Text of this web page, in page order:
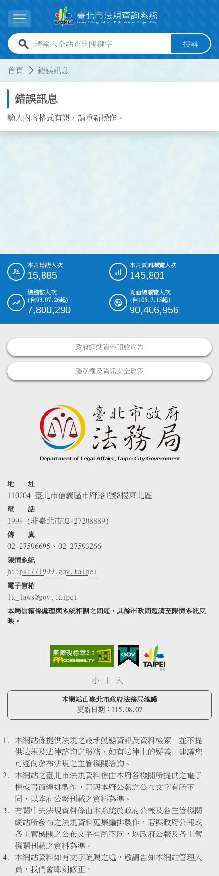
展開選單
全站查詢關鍵字欄位 搜尋
首頁 錯誤訊息
錯誤訊息
輸入內容格式有誤，請重新操作。
::: 本月造訪人次
15,885
本月頁面瀏覽人次
145,801
總造訪人次
(自93.07.26起)
7,800,290
頁面總瀏覽人次
(自105.7.15起)
90,406,956
政府網站資料開放宣告
隱私權及資訊安全政策
地 址
110204 臺北市信義區市府路1號8樓東北區
電 話
1999 (非臺北市02-27208889)
傳 真
02-27596695、02-27593266
陳情系統
https://1999.gov.taipei
電子信箱
la_laws@gov.taipei
本局信箱係處理與系統相關之問題，其餘市政問題請至陳情系統反
映。
小 中 大
本網站由臺北市政府法務局維護
更新日期： 115.08.07
本網站係提供法規之最新動態資訊及資料檢索，並不提
供法規及法律諮詢之服務，如有法律上的疑義，建議您
可逕向發布法規之主管機關洽詢。
本網站之臺北市法規資料係由本府各機關所提供之電子
檔或書面編排製作，若與本府公報之公布文字有所不
同，以本府公報刊載之資料為準。
有關中央法規資料係由本系統於政府公報及各主管機關
網站所發布之法規資料蒐集編排製作，若與政府公報或
各主管機關之公布文字有所不同，以政府公報及各主管
機關刊載之資料為準。
本網站資料如有文字疏漏之處，敬請告知本網站管理人
員，我們會即刻修正。